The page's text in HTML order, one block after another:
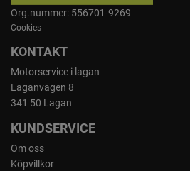
Org.nummer: 556701-9269
Cookies
KONTAKT
Motorservice i lagan
Laganvägen 8
341 50 Lagan
KUNDSERVICE
Om oss
Köpvillkor